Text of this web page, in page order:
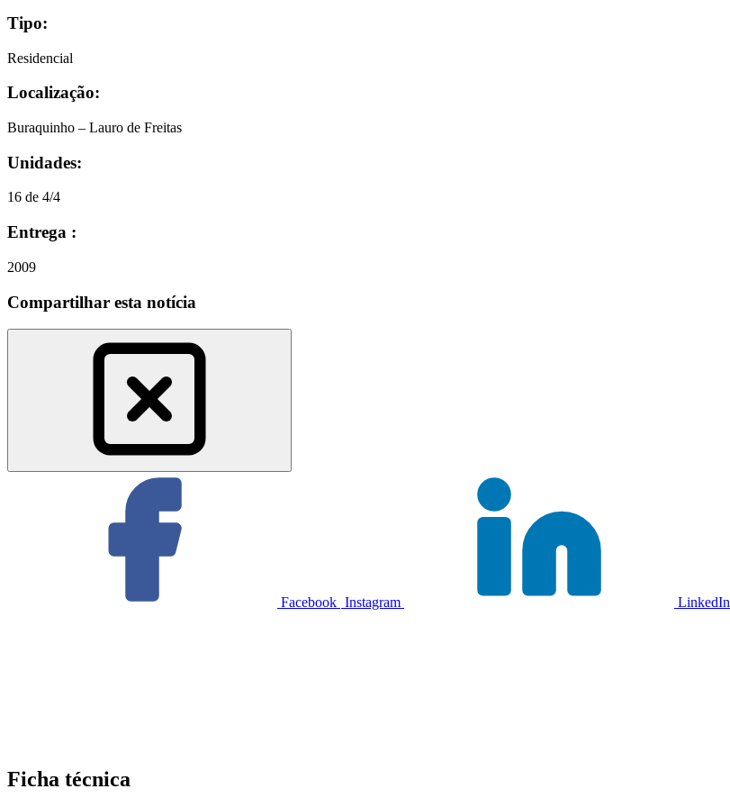
Tipo:
Residencial
Localização:
Buraquinho – Lauro de Freitas
Unidades:
16 de 4/4
Entrega :
2009
Compartilhar esta notícia
Facebook Instagram LinkedIn
Ficha técnica